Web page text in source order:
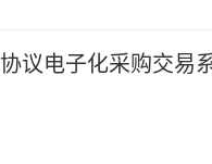
议电子化采购交易